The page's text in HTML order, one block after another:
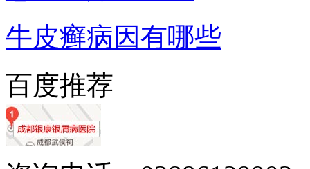
牛皮癣病因有哪些
百度推荐